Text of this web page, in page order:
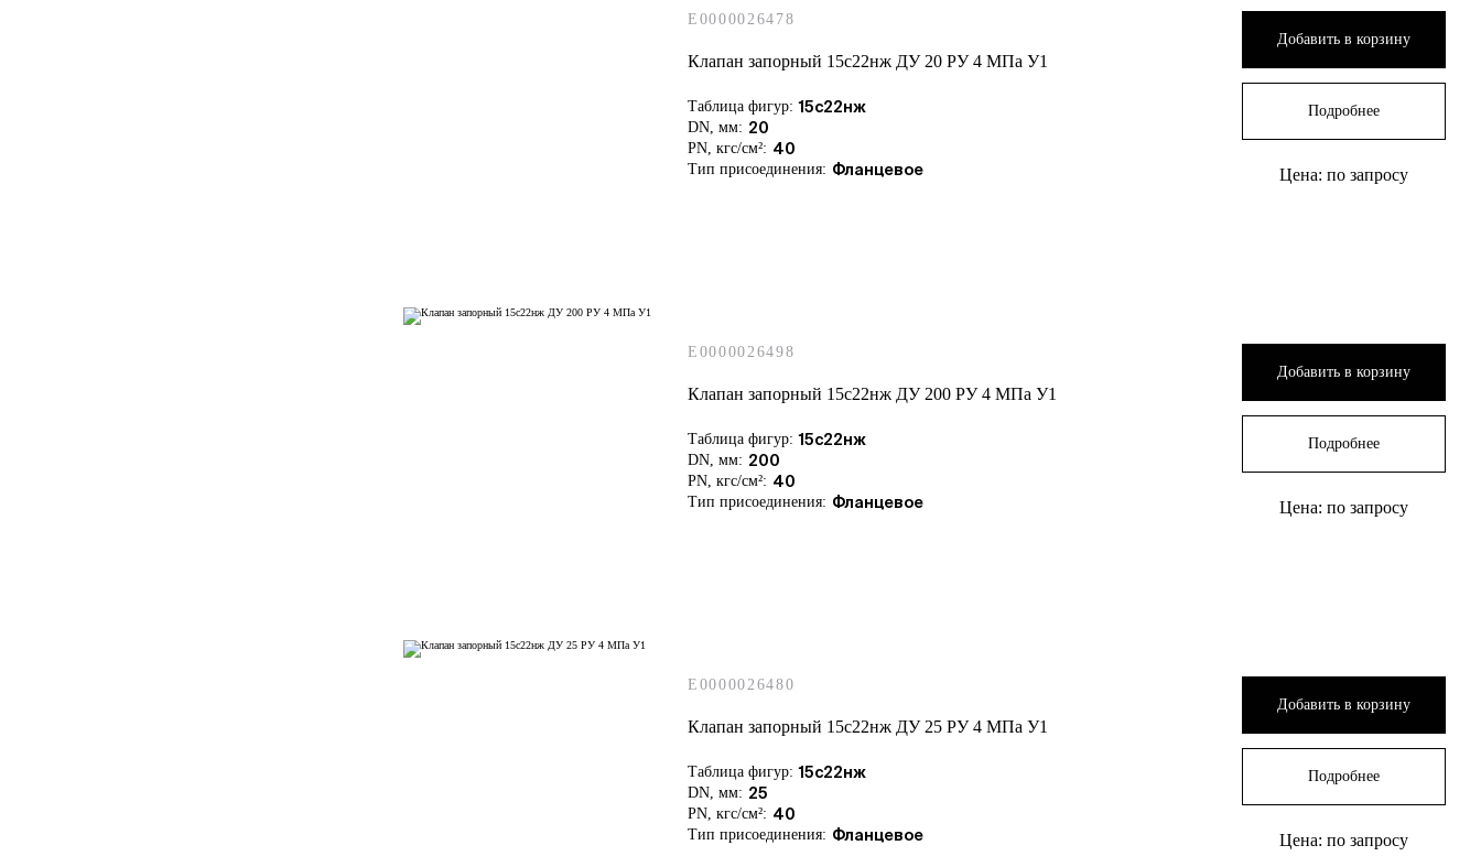
E0000026478
Клапан запорный 15с22нж ДУ 20 РУ 4 МПа У1
Таблица фигур: 15с22нж
DN, мм: 20
PN, кгс/см²: 40
Тип присоединения: Фланцевое
Добавить в корзину
Подробнее
Цена: по запросу
E0000026498
Клапан запорный 15с22нж ДУ 200 РУ 4 МПа У1
Таблица фигур: 15с22нж
DN, мм: 200
PN, кгс/см²: 40
Тип присоединения: Фланцевое
Добавить в корзину
Подробнее
Цена: по запросу
E0000026480
Клапан запорный 15с22нж ДУ 25 РУ 4 МПа У1
Таблица фигур: 15с22нж
DN, мм: 25
PN, кгс/см²: 40
Тип присоединения: Фланцевое
Добавить в корзину
Подробнее
Цена: по запросу